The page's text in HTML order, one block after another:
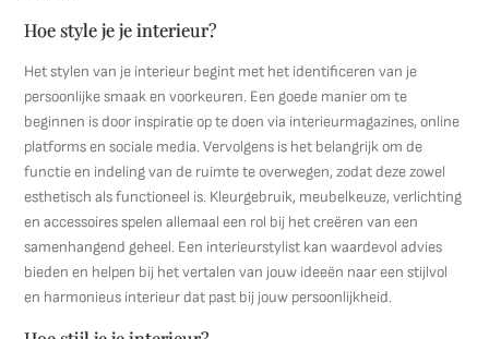
Hoe style je je interieur?
Het stylen van je interieur begint met het identificeren van je
persoonlijke smaak en voorkeuren. Een goede manier om te
beginnen is door inspiratie op te doen via interieurmagazines, online
platforms en sociale media. Vervolgens is het belangrijk om de
functie en indeling van de ruimte te overwegen, zodat deze zowel
esthetisch als functioneel is. Kleurgebruik, meubelkeuze, verlichting
en accessoires spelen allemaal een rol bij het creëren van een
samenhangend geheel. Een interieurstylist kan waardevol advies
bieden en helpen bij het vertalen van jouw ideeën naar een stijlvol
en harmonieus interieur dat past bij jouw persoonlijkheid.